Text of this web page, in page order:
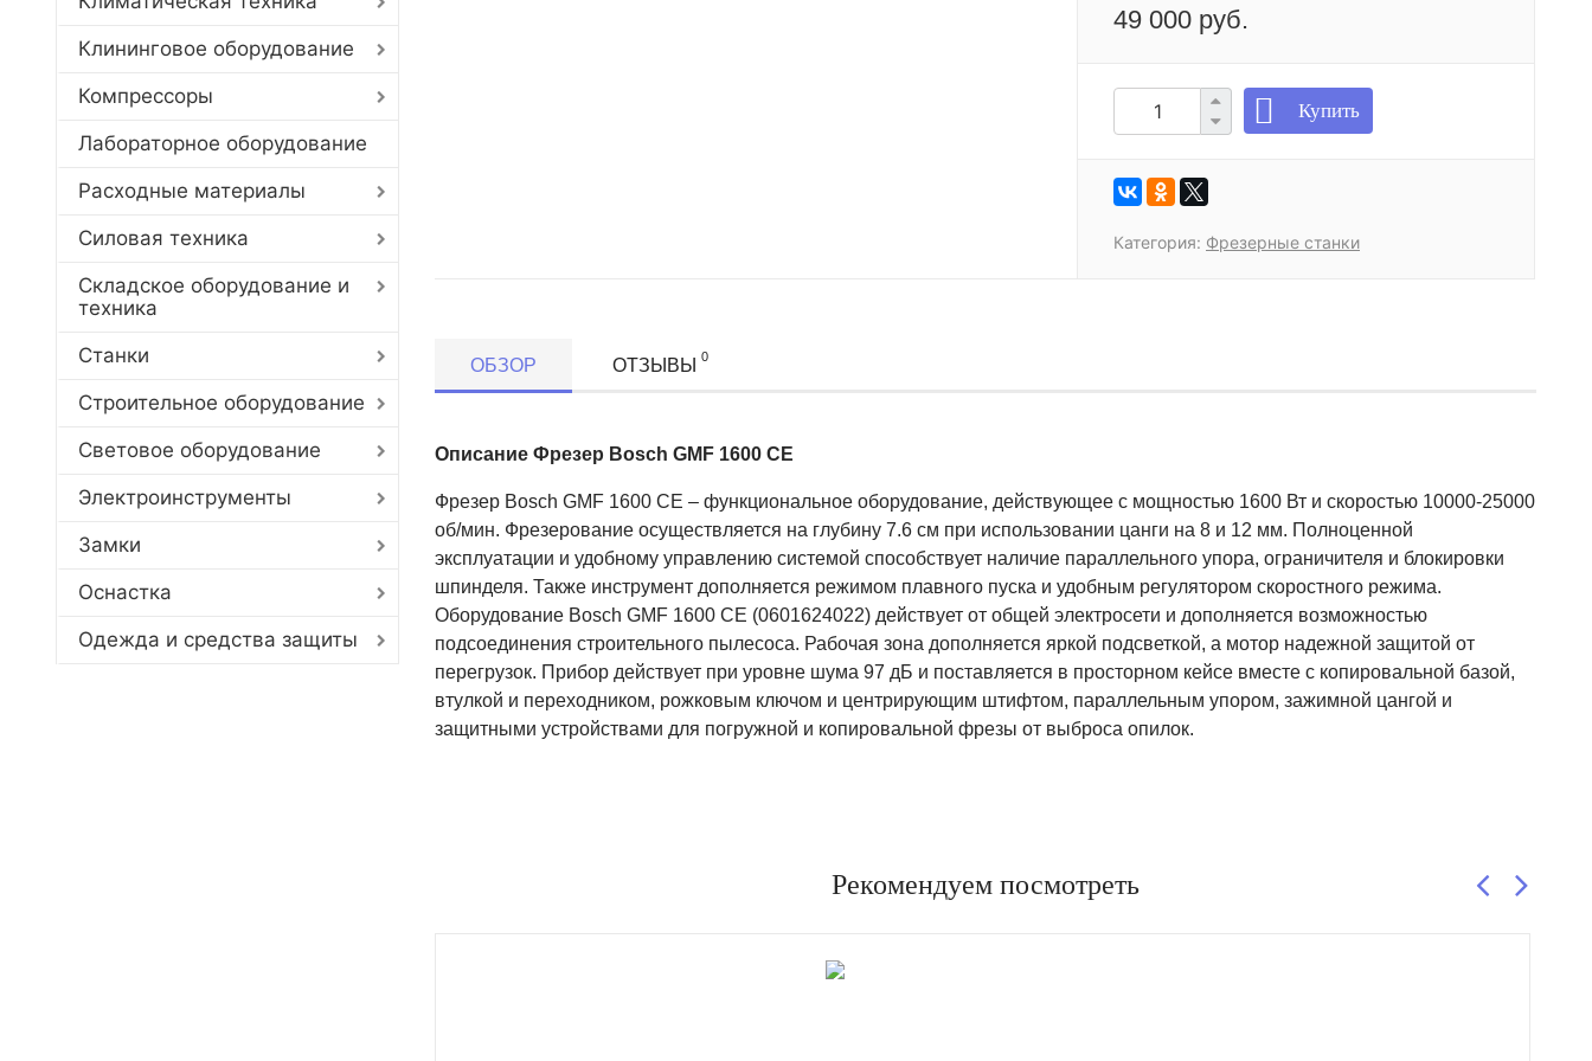
Клининговое оборудование
Компрессоры
Лабораторное оборудование
Расходные материалы
Силовая техника
Складское оборудование и
техника
Станки
Строительное оборудование
Световое оборудование
Электроинструменты
Замки
Оснастка
Одежда и средства защиты
49 000 руб.
Купить
Категория: Фрезерные станки
ОБЗОР ОТЗЫВЫ 0
Описание Фрезер Bosch GMF 1600 CE
Фрезер Bosch GMF 1600 CE – функциональное оборудование, действующее с мощностью 1600 Вт и скоростью 10000-25000
об/мин. Фрезерование осуществляется на глубину 7.6 см при использовании цанги на 8 и 12 мм. Полноценной
эксплуатации и удобному управлению системой способствует наличие параллельного упора, ограничителя и блокировки
шпинделя. Также инструмент дополняется режимом плавного пуска и удобным регулятором скоростного режима.
Оборудование Bosch GMF 1600 CE (0601624022) действует от общей электросети и дополняется возможностью
подсоединения строительного пылесоса. Рабочая зона дополняется яркой подсветкой, а мотор надежной защитой от
перегрузок. Прибор действует при уровне шума 97 дБ и поставляется в просторном кейсе вместе с копировальной базой,
втулкой и переходником, рожковым ключом и центрирующим штифтом, параллельным упором, зажимной цангой и
защитными устройствами для погружной и копировальной фрезы от выброса опилок.
Рекомендуем посмотреть